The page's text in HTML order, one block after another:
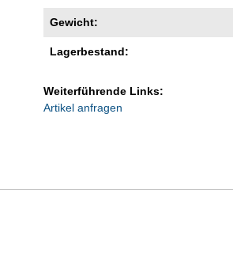
Gewicht:
Lagerbestand:
Weiterführende Links:
Artikel anfragen